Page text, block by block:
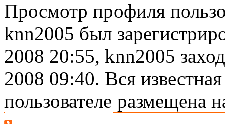
Просмотр профиля
knn2005 был
2008 20:55, knn2005
2008 09:40. Вся
пользователе размещена